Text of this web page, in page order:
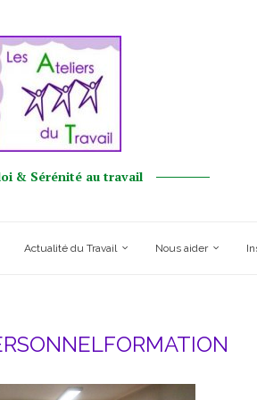
& Sérénité au travail
Actualité du Travail Nous aider